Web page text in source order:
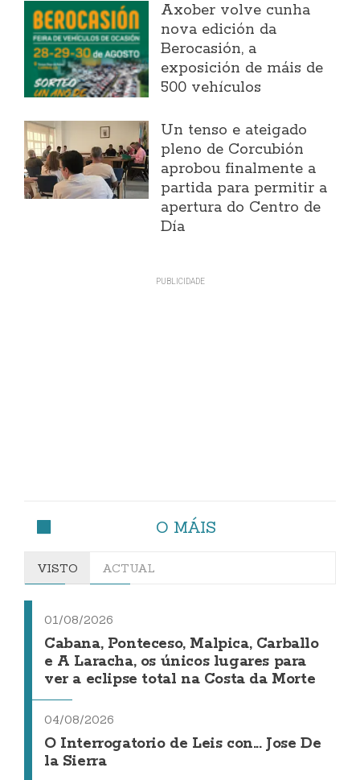
Axober volve cunha
nova edición da
Berocasión, a
exposición de máis de
500 vehículos
Un tenso e ateigado
pleno de Corcubión
aprobou finalmente a
partida para permitir a
apertura do Centro de
Día
O MÁIS
VISTO ACTUAL
01/08/2026
Cabana, Ponteceso, Malpica, Carballo
e A Laracha, os únicos lugares para
ver a eclipse total na Costa da Morte
04/08/2026
O Interrogatorio de Leis con... Jose De
la Sierra